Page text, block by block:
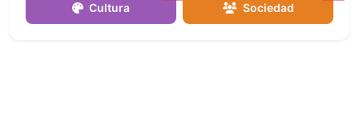
Cultura Sociedad